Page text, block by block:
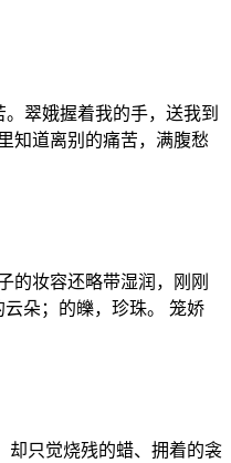
翠娥握着我的手，送我到
知道离别的痛苦，满腹愁
妆容还略带湿润，刚刚
朵；的皪，珍珠。 笼娇
却只觉烧残的蜡、拥着的衾